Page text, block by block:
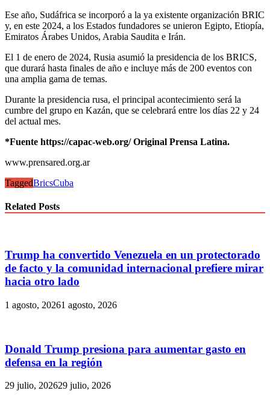
Ese año, Sudáfrica se incorporó a la ya existente organización BRIC
y, en este 2024, a los Estados fundadores se unieron Egipto, Etiopía,
Emiratos Árabes Unidos, Arabia Saudita e Irán.
El 1 de enero de 2024, Rusia asumió la presidencia de los BRICS,
que durará hasta finales de año e incluye más de 200 eventos con
una amplia gama de temas.
Durante la presidencia rusa, el principal acontecimiento será la
cumbre del grupo en Kazán, que se celebrará entre los días 22 y 24
del actual mes.
*Fuente https://capac-web.org/ Original Prensa Latina.
www.prensared.org.ar
TaggedBricsCuba
Related Posts
Trump ha convertido Venezuela en un protectorado
de facto y la comunidad internacional prefiere mirar
hacia otro lado
1 agosto, 20261 agosto, 2026
Donald Trump presiona para aumentar gasto en
defensa en la región
29 julio, 202629 julio, 2026